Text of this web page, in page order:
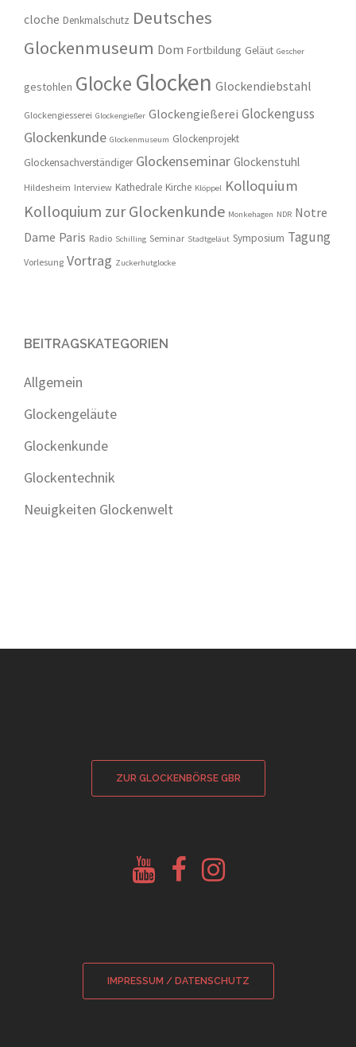
cloche Denkmalschutz Deutsches
Glockenmuseum Dom Fortbildung Geläut Gescher
gestohlen Glocke Glocken Glockendiebstahl
Glockengiesserei Glockengießer Glockengießerei Glockenguss
Glockenkunde Glockenmuseum Glockenprojekt
Glockensachverständiger Glockenseminar Glockenstuhl
Hildesheim Interview Kathedrale Kirche Klöppel Kolloquium
Kolloquium zur Glockenkunde Monkehagen NDR Notre
Dame Paris Radio Schilling Seminar Stadtgeläut Symposium Tagung
Vorlesung Vortrag Zuckerhutglocke
BEITRAGSKATEGORIEN
Allgemein
Glockengeläute
Glockenkunde
Glockentechnik
Neuigkeiten Glockenwelt
ZUR GLOCKENBÖRSE GBR
Youtube
Glockenberatung
Facebook
Glockenbörse
Instagram
Glockenbörse
IMPRESSUM / DATENSCHUTZ